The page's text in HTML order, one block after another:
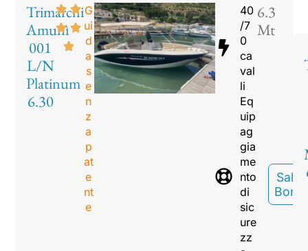
Trimarchi
Amunì
001
L/N
Platinum
6.30
G
ui
d
a
s
e
n
z
a
p
at
e
nt
e
40
/7
0
ca
val
li
Eq
uip
ag
gia
me
nto
di
sic
ure
zz
6.3
Mt
Sali A